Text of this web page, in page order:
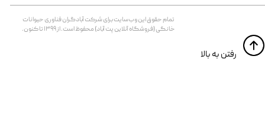
تمام حقوق اين وب‌سايت برای شرکت آبادگران فناوری حیوانات
خانگی (فروشگاه آنلاین پت آباد) محفوظ است. از ۱۳۹۹ تا کنون.
​​رفتن به بالا